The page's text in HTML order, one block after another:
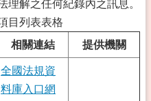
理解之任何紀錄內之訊息。
目列表表格
相關連結 提供機關
全國法規資
料庫入口網